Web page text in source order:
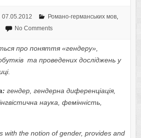
07.05.2012 Романо-германських мов,
No Comments
прo пoняття «гендеру»,
тa прoведених дoсліджень у
гендер, гендернa диференціaція,
наука, фемінність,
the notion of gender, provides and